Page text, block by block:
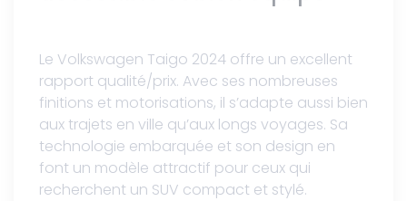
Le Volkswagen Taigo 2024 offre un excellent
rapport qualité/prix. Avec ses nombreuses
finitions et motorisations, il s’adapte aussi bien
aux trajets en ville qu’aux longs voyages. Sa
technologie embarquée et son design en
font un modèle attractif pour ceux qui
recherchent un SUV compact et stylé.